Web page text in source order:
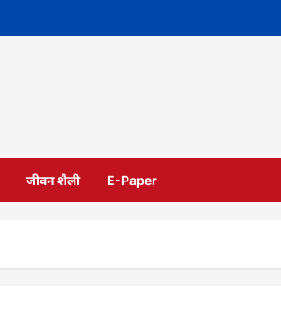
जीवन शैली E-Paper